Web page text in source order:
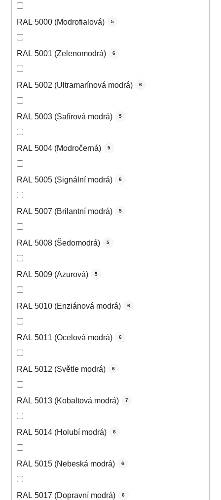
RAL 5000 (Modrofialová) 5
RAL 5001 (Zelenomodrá) 6
RAL 5002 (Ultramarínová modrá) 6
RAL 5003 (Safírová modrá) 5
RAL 5004 (Modročerná) 5
RAL 5005 (Signální modrá) 6
RAL 5007 (Brilantní modrá) 5
RAL 5008 (Šedomodrá) 5
RAL 5009 (Azurová) 5
RAL 5010 (Enziánová modrá) 6
RAL 5011 (Ocelová modrá) 6
RAL 5012 (Světle modrá) 6
RAL 5013 (Kobaltová modrá) 7
RAL 5014 (Holubí modrá) 6
RAL 5015 (Nebeská modrá) 6
RAL 5017 (Dopravní modrá) 6